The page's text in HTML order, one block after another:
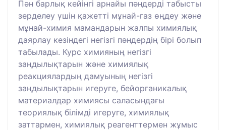
Пән барлық кейінгі арнайы пәндерді табысты
зерделеу үшін қажетті мұнай-газ өңдеу және
мұнай-химия мамандарын жалпы химиялық
даярлау кезіндегі негізгі пәндердің бірі болып
табылады. Курс химияның негізгі
заңдылықтарын және химиялық
реакциялардың дамуының негізгі
заңдылықтарын игеруге, бейорганикалық
материалдар химиясы саласындағы
теориялық білімді игеруге, химиялық
заттармен, химиялық реагенттермен жұмыс